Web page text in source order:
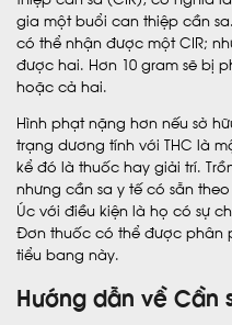
gia một buổi can thiệp cần
có thể nhận được một CIR;
được hai. Hơn 10 gram sẽ bị
hoặc cả hai.
Hình phạt nặng hơn nếu sở
trạng dương tính với THC là
kể đó là thuốc hay giải trí.
nhưng cần sa y tế có sẵn
Úc với điều kiện là họ có sự
Đơn thuốc có thể được phân
tiểu bang này.
Hướng dẫn về Cần